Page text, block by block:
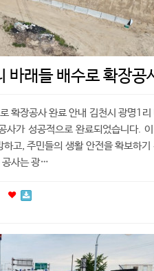
바래들 배수로 확장공
확장공사 완료 안내 김천시 광명1리
사가 성공적으로 완료되었습니다.
고, 주민들의 생활 안전을 확보하기
공사는 광…